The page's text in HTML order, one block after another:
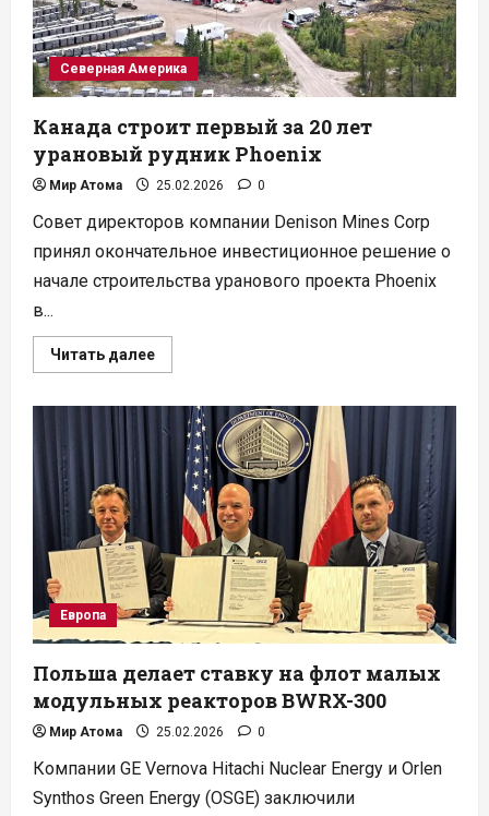
Северная Америка
Канада строит первый за 20 лет
урановый рудник Phoenix
Мир Атома 25.02.2026 0
Совет директоров компании Denison Mines Corp
принял окончательное инвестиционное решение о
начале строительства уранового проекта Phoenix
в...
Читать далееПрочитать
больше
строит
первый
урановый
рудник
Phoenix
Европа
Польша делает ставку на флот малых
модульных реакторов BWRX-300
Мир Атома 25.02.2026 0
Компании GE Vernova Hitachi Nuclear Energy и Orlen
Synthos Green Energy (OSGE) заключили